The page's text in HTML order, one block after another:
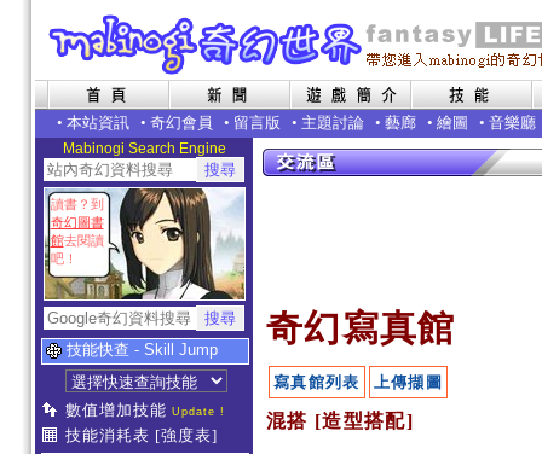
• 本站資訊 • 奇幻會員 • 留言版 • 主題討論 • 藝廊 • 繪圖 • 音樂廳
Mabinogi Search Engine
讀書？到
奇幻圖書
館去閱讀
吧！
技能快查 - Skill Jump
數值增加技能 Update !
技能消耗表 [強度表]
奇幻寫真館
寫真館列表 上傳擷圖
混搭 [造型搭配]